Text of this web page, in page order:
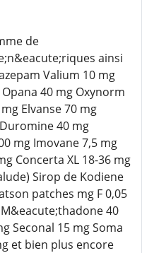
de
ainsi
Valium 10 mg
40 mg Oxynorm
Elvanse 70 mg
40 mg
mg Imovane 7,5 mg
Concerta XL 18-36 mg
Sirop de Kodiene
patches mg F 0,05
40
Seconal 15 mg Soma
et bien plus encore